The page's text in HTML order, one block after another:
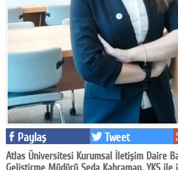
Televizyon
Facebook
Diziler
Karikatür
Youtube
Paylaş Tweet
Atlas Üniversitesi Kurumsal İletişim Daire
Geliştirme Müdürü Seda Kahraman, YKS